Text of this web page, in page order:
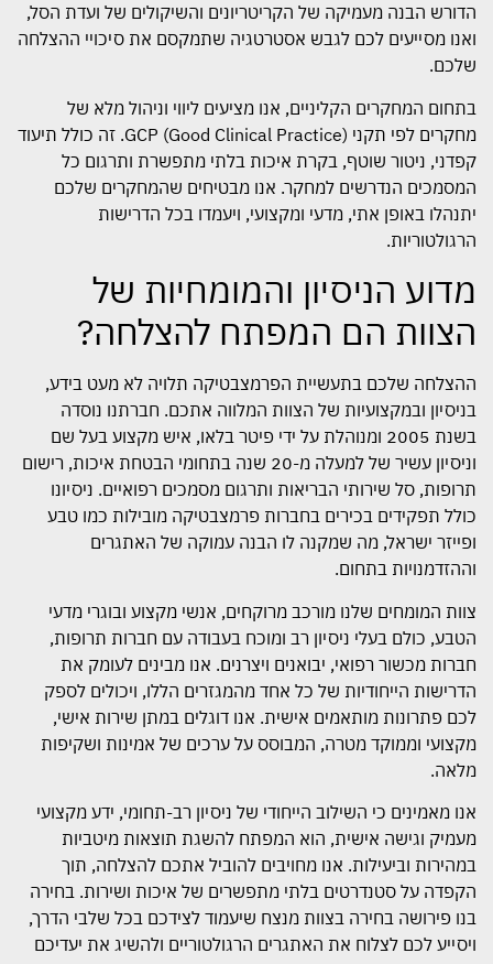
הדורש הבנה מעמיקה של הקריטריונים והשיקולים של ועדת הסל,
ואנו מסייעים לכם לגבש אסטרטגיה שתמקסם את סיכויי ההצלחה
שלכם.
בתחום המחקרים הקליניים, אנו מציעים ליווי וניהול מלא של
מחקרים לפי תקני GCP (Good Clinical Practice). זה כולל תיעוד
קפדני, ניטור שוטף, בקרת איכות בלתי מתפשרת ותרגום כל
המסמכים הנדרשים למחקר. אנו מבטיחים שהמחקרים שלכם
יתנהלו באופן אתי, מדעי ומקצועי, ויעמדו בכל הדרישות
הרגולטוריות.
מדוע הניסיון והמומחיות של
הצוות הם המפתח להצלחה?
ההצלחה שלכם בתעשיית הפרמצבטיקה תלויה לא מעט בידע,
בניסיון ובמקצועיות של הצוות המלווה אתכם. חברתנו נוסדה
בשנת 2005 ומנוהלת על ידי פיטר בלאו, איש מקצוע בעל שם
וניסיון עשיר של למעלה מ-20 שנה בתחומי הבטחת איכות, רישום
תרופות, סל שירותי הבריאות ותרגום מסמכים רפואיים. ניסיונו
כולל תפקידים בכירים בחברות פרמצבטיקה מובילות כמו טבע
ופייזר ישראל, מה שמקנה לו הבנה עמוקה של האתגרים
וההזדמנויות בתחום.
צוות המומחים שלנו מורכב מרוקחים, אנשי מקצוע ובוגרי מדעי
הטבע, כולם בעלי ניסיון רב ומוכח בעבודה עם חברות תרופות,
חברות מכשור רפואי, יבואנים ויצרנים. אנו מבינים לעומק את
הדרישות הייחודיות של כל אחד מהמגזרים הללו, ויכולים לספק
לכם פתרונות מותאמים אישית. אנו דוגלים במתן שירות אישי,
מקצועי וממוקד מטרה, המבוסס על ערכים של אמינות ושקיפות
מלאה.
אנו מאמינים כי השילוב הייחודי של ניסיון רב-תחומי, ידע מקצועי
מעמיק וגישה אישית, הוא המפתח להשגת תוצאות מיטביות
במהירות וביעילות. אנו מחויבים להוביל אתכם להצלחה, תוך
הקפדה על סטנדרטים בלתי מתפשרים של איכות ושירות. בחירה
בנו פירושה בחירה בצוות מנצח שיעמוד לצידכם בכל שלבי הדרך,
ויסייע לכם לצלוח את האתגרים הרגולטוריים ולהשיג את יעדיכם